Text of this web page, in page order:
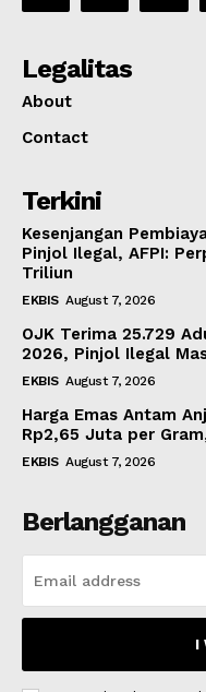
Legalitas
About
Contact
Terkini
Kesenjangan
Pinjol Ilegal, AFPI:
Triliun
EKBIS August 7, 2026
OJK Terima 25.729
2026, Pinjol Ilegal
EKBIS August 7, 2026
Harga Emas Antam
Rp2,65 Juta per
EKBIS August 7, 2026
Berlangganan
I